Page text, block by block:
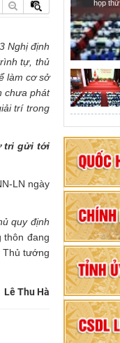
Nghị định
tự, thủ
làm cơ sở
chưa phát
trí trong
tri gửi tới
LN ngày
quy định
thôn đang
Thủ tướng
Lê Thu Hà
họp